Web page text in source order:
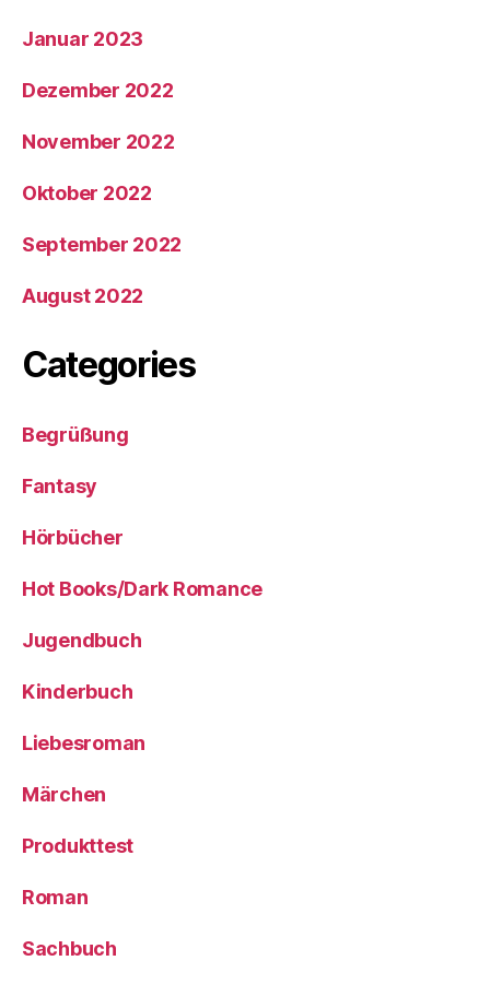
Januar 2023
Dezember 2022
November 2022
Oktober 2022
September 2022
August 2022
Categories
Begrüßung
Fantasy
Hörbücher
Hot Books/Dark Romance
Jugendbuch
Kinderbuch
Liebesroman
Märchen
Produkttest
Roman
Sachbuch